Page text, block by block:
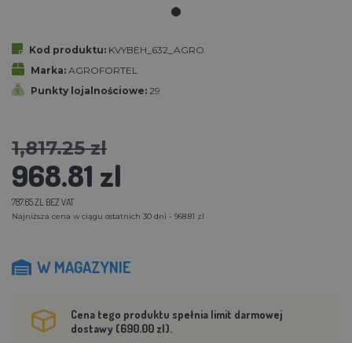
Kod produktu: KVYBEH_632_AGRO
Marka: AGROFORTEL
Punkty lojalnościowe: 29
1,817.25 zl
968.81 zl
787.65 ZL BEZ VAT
Najniższa cena w ciągu ostatnich 30 dni - 968.81 zl
W MAGAZYNIE
Cena tego produktu spełnia limit darmowej
dostawy (690.00 zl).